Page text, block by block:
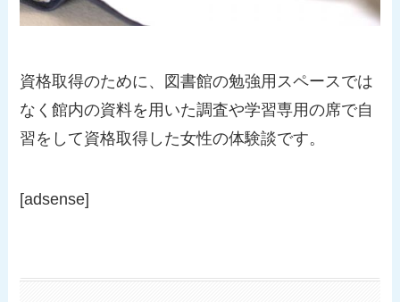
資格取得のために、図書館の勉強用スペースでは
なく館内の資料を用いた調査や学習専用の席で自
習をして資格取得した女性の体験談です。
[adsense]